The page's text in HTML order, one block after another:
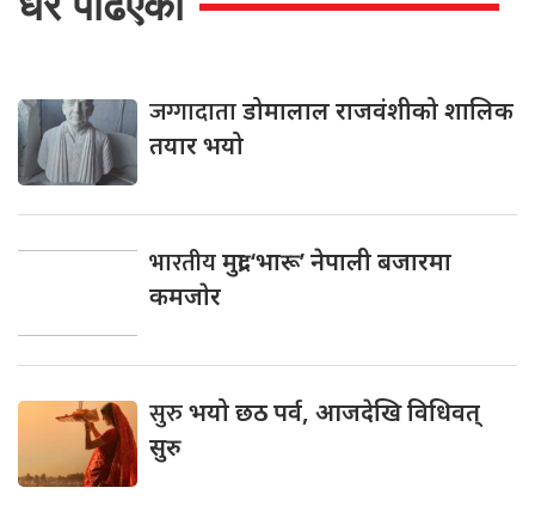
जग्गादाताडोमालाल राजवंशीको शालिक
तयार भयो
भारतीयमुद्रा ‘भारू’ नेपाली बजारमा
कमजाेर
सुरुभयो छठ पर्व, आजदेखि विधिवत्
सुरु